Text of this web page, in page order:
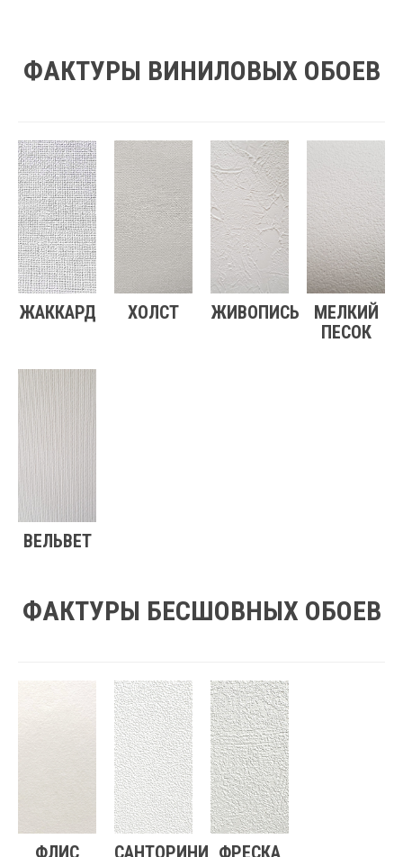
ФАКТУРЫ ВИНИЛОВЫХ ОБОЕВ
ЖАККАРД ХОЛСТ ЖИВОПИСЬ
МЕЛКИЙ
ПЕСОК
ВЕЛЬВЕТ
ФАКТУРЫ БЕСШОВНЫХ ОБОЕВ